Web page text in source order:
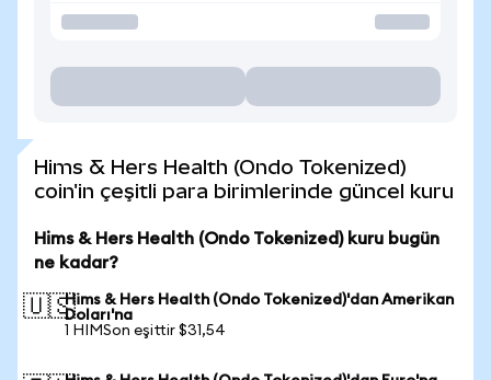
Hims & Hers Health (Ondo Tokenized)
coin'in çeşitli para birimlerinde güncel kuru
Hims & Hers Health (Ondo Tokenized) kuru bugün
ne kadar?
🇺🇸Hims & Hers Health (Ondo Tokenized)'dan Amerikan
Doları'na
1 HIMSon eşittir $31,54